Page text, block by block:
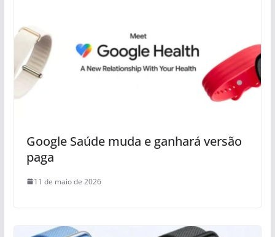
Google Saúde muda e ganhará versão
paga
11 de maio de 2026